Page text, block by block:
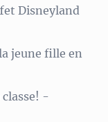
Disneyland
jeune fille en
-